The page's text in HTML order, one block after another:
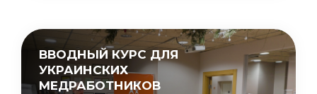
ВВОДНЫЙ КУРС ДЛЯ
УКРАИНСКИХ
МЕДРАБОТНИКОВ